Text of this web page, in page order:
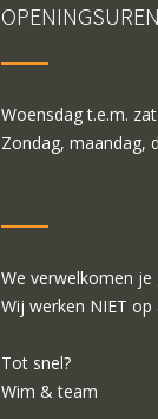
OPENINGSUREN
Woensdag t.e.m.
Zondag, maandag,
We verwelkomen je
Wij werken NIET
Tot snel?
Wim & team